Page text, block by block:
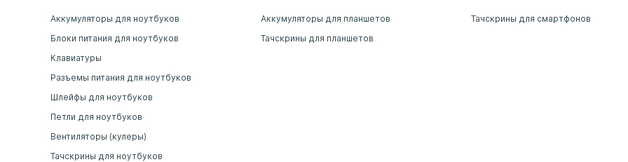
Аккумуляторы для ноутбуков
Блоки питания для ноутбуков
Клавиатуры
Разъемы питания для ноутбуков
Шлейфы для ноутбуков
Петли для ноутбуков
Вентиляторы (кулеры)
Тачскрины для ноутбуков
Аккумуляторы для планшетов
Тачскрины для планшетов
Тачскрины для смартфонов